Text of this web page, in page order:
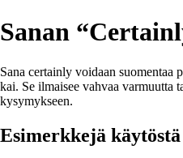
Sanan
Sana certainly voidaan suomentaa
kai. Se ilmaisee vahvaa varmuutta
kysymykseen.
Esimerkkejä käytöstä